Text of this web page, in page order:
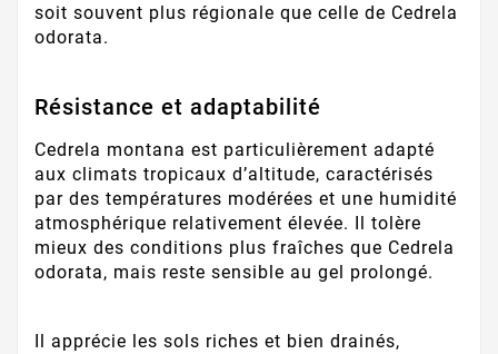
soit souvent plus régionale que celle de Cedrela
odorata.
Résistance et adaptabilité
Cedrela montana est particulièrement adapté
aux climats tropicaux d’altitude, caractérisés
par des températures modérées et une humidité
atmosphérique relativement élevée. Il tolère
mieux des conditions plus fraîches que Cedrela
odorata, mais reste sensible au gel prolongé.
Il apprécie les sols riches et bien drainés,